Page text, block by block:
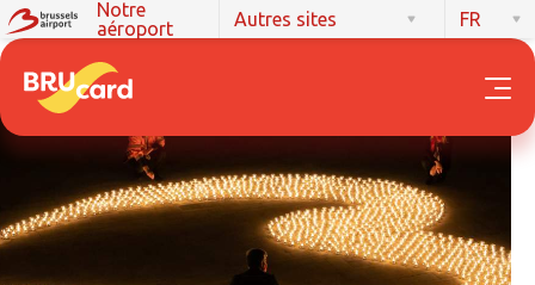
Notre
aéroport
Autres sites FR